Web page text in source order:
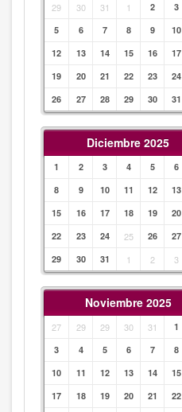
29 30 31 1 2 3
5
6 7 8 9 10
12
13 14 15 16 17
19
20 21 22 23 24
26
27 28 29 30 31
Diciembre 2025
1 2 3 4 5 6
8
9 10 11 12 13
15
16 17 18 19 20
22
23 24 25 26 27
29
30 31 1 2 3
Noviembre 2025
27 29 29 30 31 1
3
4 5 6 7 8
10
11 12 13 14 15
17
18 19 20 21 22